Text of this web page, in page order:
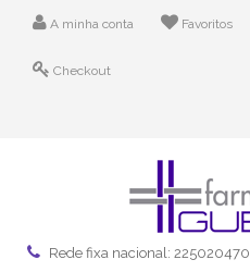
A minha conta Favoritos
Checkout
Rede fixa nacional: 225020470